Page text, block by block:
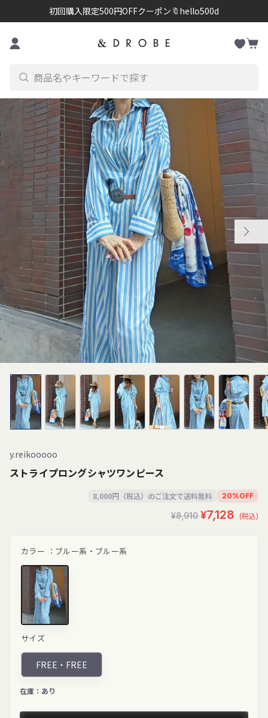
コンテンツに進む
初回購入限定500円OFFクーポン🔖hello500d
に ー
y.reikooooo
ストライプロングシャツワンピース
8,000円（税込）のご注文で送料無料 20%OFF
¥8,910 ¥7,128 (税込)
カラー ： ブルー系・ブルー系
class="product-
variant-
picker__image"
width="200"
height="200"
loading="lazy">
サイズ
FREE・ FREE
在庫： あり